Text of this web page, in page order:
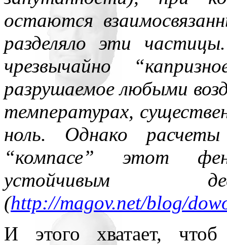
остаются
разделяло эти
чрезвычайно
разрушаемое любыми
температурах,
ноль. Однако
“компасе” этот
устойчивым
(http://magov.net/blog/
И этого хватает, чтоб